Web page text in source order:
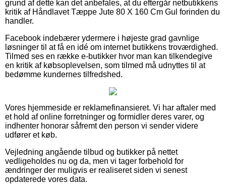
grund af dette kan det anbefales, at du eftergår netbutikkens
kritik af Håndlavet Tæppe Jute 80 X 160 Cm Gul forinden du
handler.
Facebook indebærer ydermere i højeste grad gavnlige
løsninger til at få en idé om internet butikkens troværdighed.
Tilmed ses en række e-butikker hvor man kan tilkendegive
en kritik af købsoplevelsen, som tilmed må udnyttes til at
bedømme kundernes tilfredshed.
Vores hjemmeside er reklamefinansieret. Vi har aftaler med
et hold af online forretninger og formidler deres varer, og
indhenter honorar såfremt den person vi sender videre
udfører et køb.
Vejledning angående tilbud og butikker på nettet
vedligeholdes nu og da, men vi tager forbehold for
ændringer der muligvis er realiseret siden vi senest
opdaterede vores data.